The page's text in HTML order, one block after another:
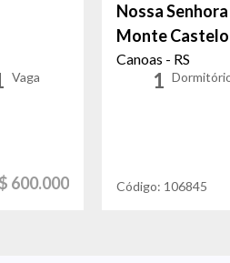
Vaga
600.000
Nossa
Monte Castelo
Canoas - RS
1
Código: 106845